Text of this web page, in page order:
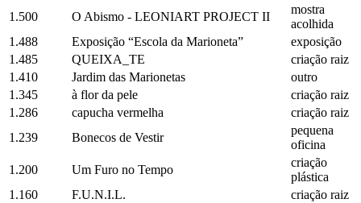
1.500 O Abismo - LEONIART PROJECT II
mostra
acolhida
1.488
Exposição “Escola da Marioneta”
exposição
1.485
QUEIXA_TE
criação raiz
1.410
Jardim das Marionetas
outro
1.345
à flor da pele
criação raiz
1.286
capucha vermelha
criação raiz
1.239
Bonecos de Vestir
pequena
oficina
1.200
Um Furo no Tempo
criação
plástica
1.160
F.U.N.I.L.
criação raiz